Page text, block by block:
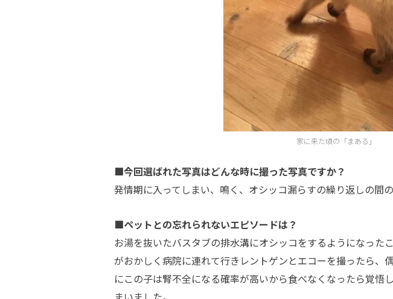
家に来た頃の「まある」
■今回選ばれた写真はどんな時に撮った写真ですか？
発情期に入ってしまい、鳴く、オシッコ漏らすの繰り返しの間
■ペットとの忘れられないエピソードは？
お湯を抜いたバスタブの排水溝にオシッコをするようになった
がおかしく病院に連れて行きレントゲンとエコーを撮ったら、
にこの子は腎不全になる確率が高いから食べなくなったら覚悟